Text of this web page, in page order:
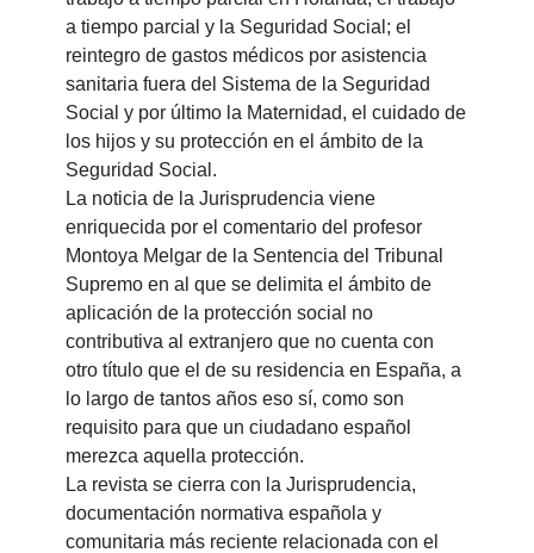
a tiempo parcial y la Seguridad Social; el
reintegro de gastos médicos por asistencia
sanitaria fuera del Sistema de la Seguridad
Social y por último la Maternidad, el cuidado de
los hijos y su protección en el ámbito de la
Seguridad Social.
La noticia de la Jurisprudencia viene
enriquecida por el comentario del profesor
Montoya Melgar de la Sentencia del Tribunal
Supremo en al que se delimita el ámbito de
aplicación de la protección social no
contributiva al extranjero que no cuenta con
otro título que el de su residencia en España, a
lo largo de tantos años eso sí, como son
requisito para que un ciudadano español
merezca aquella protección.
La revista se cierra con la Jurisprudencia,
documentación normativa española y
comunitaria más reciente relacionada con el